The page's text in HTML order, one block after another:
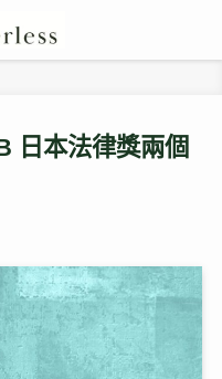
日本法律獎兩個